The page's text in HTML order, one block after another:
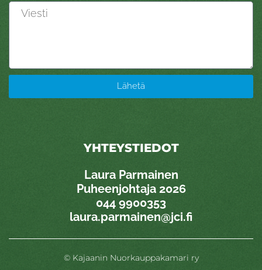
Lähetä
YHTEYSTIEDOT
Laura Parmainen
Puheenjohtaja 2026
044 9900353
laura.parmainen@jci.fi
© Kajaanin Nuorkauppakamari ry